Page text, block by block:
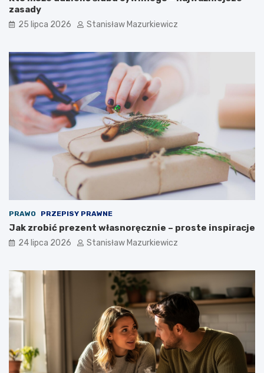
zasady
25 lipca 2026 Stanisław Mazurkiewicz
PRAWO PRZEPISY PRAWNE
Jak zrobić prezent własnoręcznie – proste inspiracje
24 lipca 2026 Stanisław Mazurkiewicz